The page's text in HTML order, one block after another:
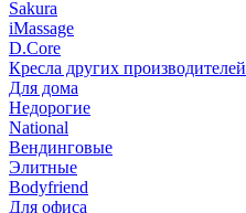
Sakura
iMassage
D.Core
Кресла других производителей
Для дома
Недорогие
National
Вендинговые
Элитные
Bodyfriend
Для офиса